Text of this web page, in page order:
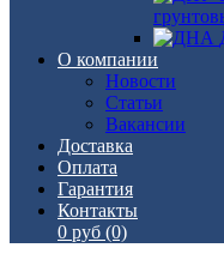
О компании
Новости
Статьи
Вакансии
Доставка
Оплата
Гарантия
Контакты
0 руб (0)